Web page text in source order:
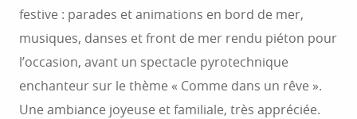
festive : parades et animations en bord de mer,
musiques, danses et front de mer rendu piéton pour
l’occasion, avant un spectacle pyrotechnique
enchanteur sur le thème « Comme dans un rêve ».
Une ambiance joyeuse et familiale, très appréciée.